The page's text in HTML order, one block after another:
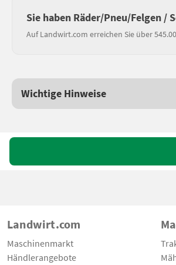
Sie haben Räder/Pneu/Felgen /
Auf Landwirt.com erreichen Sie über
Wichtige Hinweise
Landwirt.com
Maschinenmarkt
Händlerangebote